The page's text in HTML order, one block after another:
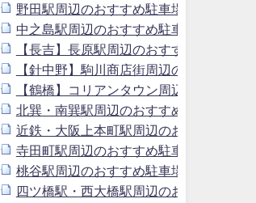
野田駅周辺のおすすめ駐車場！予約はピ
中之島駅周辺のおすすめ駐車場！予約は
【長吉】長原駅周辺のおすすめ駐車場
【針中野】駒川商店街周辺のおすすめ
【鶴橋】コリアンタウン周辺のおすす
北巽・南巽駅周辺のおすすめ駐車場！予
近鉄・大阪上本町駅周辺のおすすめ駐車
寺田町駅周辺のおすすめ駐車場！予約は
桃谷駅周辺のおすすめ駐車場！予約はピ
四ツ橋駅・西大橋駅周辺のおすすめ駐